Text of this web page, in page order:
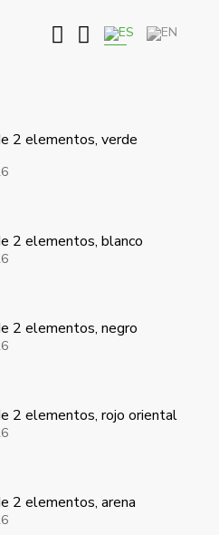
 
2 elementos, verde
2 elementos, blanco
2 elementos, negro
2 elementos, rojo oriental
2 elementos, arena